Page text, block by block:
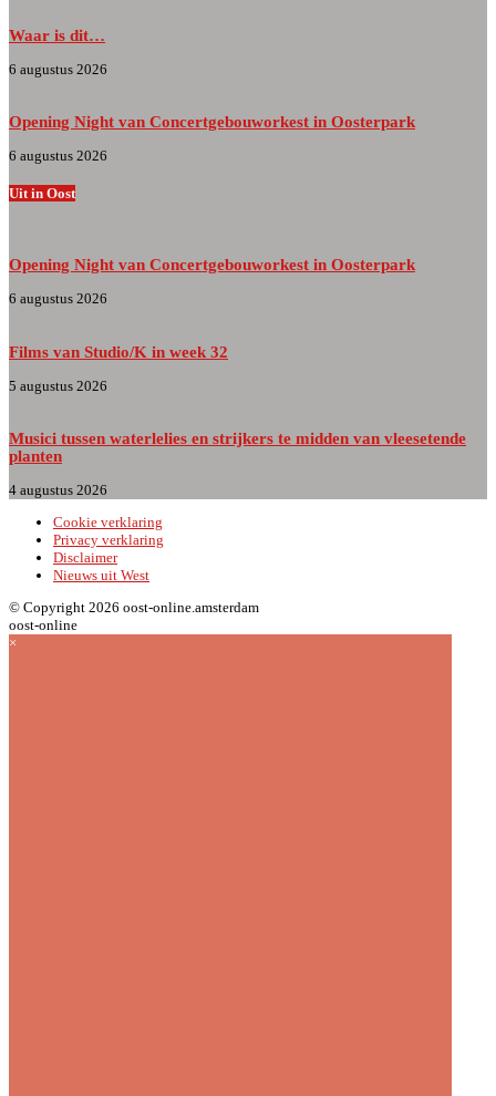
Waar is dit…
6 augustus 2026
Opening Night van Concertgebouworkest in Oosterpark
6 augustus 2026
Uit in Oost
Opening Night van Concertgebouworkest in Oosterpark
6 augustus 2026
Films van Studio/K in week 32
5 augustus 2026
Musici tussen waterlelies en strijkers te midden van vleesetende
planten
4 augustus 2026
Cookie verklaring
Privacy verklaring
Disclaimer
Nieuws uit West
© Copyright 2026 oost-online.amsterdam
oost-online
×